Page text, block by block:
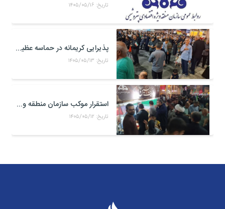
تاریخ: ۱۴۰۵/۰۵/۱۶
پذیرایی کریمانه در حماسه عظیم اربعین حسینی
تاریخ: ۱۴۰۵/۰۵/۱۳
استقرار موکب سازمان منطقه ویژه اقتصادی پتروشیمی در محل تجمعات مردمی در میدان امام بندر ماهشهر
تاریخ: ۱۴۰۵/۰۵/۱۲